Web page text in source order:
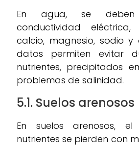
En agua, se
conductividad eléctrica,
calcio, magnesio, sodio y
datos permiten evitar
nutrientes, precipitados
problemas de salinidad.
5.1. Suelos arenosos
En suelos arenosos,
nutrientes se pierden con